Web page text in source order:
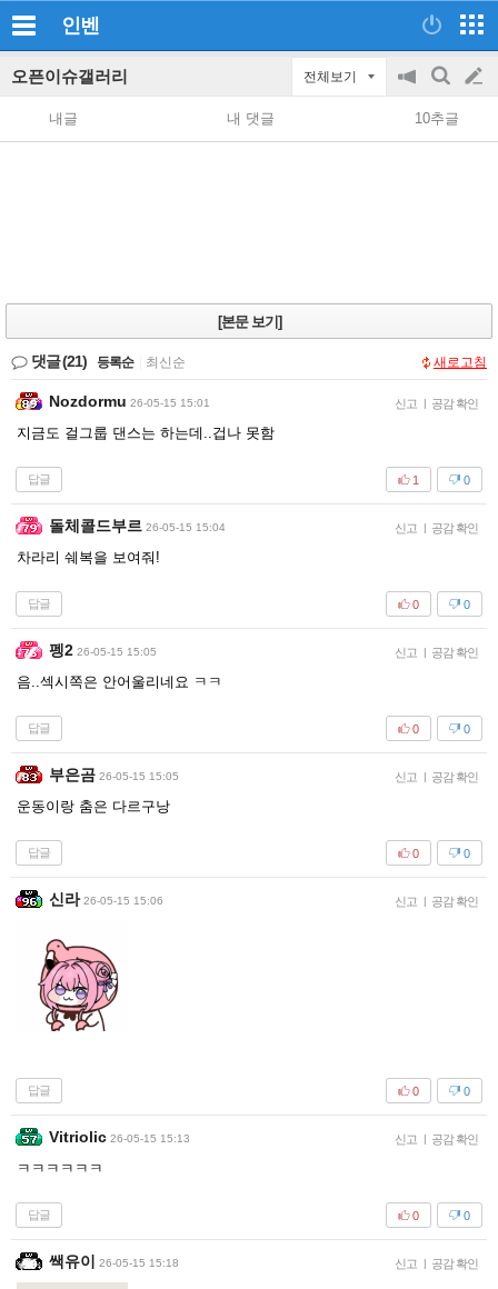
인벤
오픈이슈갤러리 전체보기
공
지
on/off
검
색
글
쓰
내글 내 댓글 10추글
[본문 보기]
댓글(21) 등록순 최신순 새로고침
Nozdormu 26-05-15 15:01 신고 | 공감 확인
지금도 걸그룹 댄스는 하는데..겁나 못함
답글 0
1
돌체콜드부르 26-05-15 15:04 신고 | 공감 확인
차라리 쉐복을 보여줘!
답글 0
0
펭2 26-05-15 15:05 신고 | 공감 확인
음..섹시쪽은 안어울리네요 ㅋㅋ
답글 0
0
부은곰 26-05-15 15:05 신고 | 공감 확인
운동이랑 춤은 다르구낭
답글 0
0
신라 26-05-15 15:06 신고 | 공감 확인
답글 0
0
Vitriolic 26-05-15 15:13 신고 | 공감 확인
ㅋㅋㅋㅋㅋㅋ
답글 0
0
쌕유이 26-05-15 15:18 신고 | 공감 확인